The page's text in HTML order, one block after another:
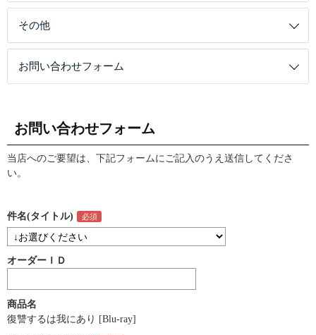
その他
お問い合わせフォーム
お問い合わせフォーム
当店へのご要望は、下記フォームにご記入のうえ送信してくださ
い。
件名(タイトル)
オーダーＩＤ
商品名
復讐するは我にあり [Blu-ray]